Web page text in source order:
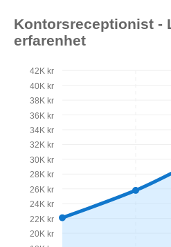
Kontorsreceptionist -
erfarenhet
20K kr
22K kr
24K kr
26K kr
28K kr
30K kr
32K kr
34K kr
36K kr
38K kr
40K kr
42K kr